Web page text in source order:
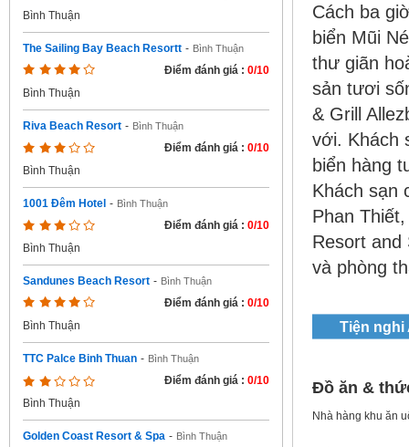
Bình Thuận
The Sailing Bay Beach Resortt - Bình Thuận
Điểm đánh giá : 0/10
Bình Thuận
Riva Beach Resort - Bình Thuận
Điểm đánh giá : 0/10
Bình Thuận
1001 Đêm Hotel - Bình Thuận
Điểm đánh giá : 0/10
Bình Thuận
Sandunes Beach Resort - Bình Thuận
Điểm đánh giá : 0/10
Bình Thuận
TTC Palce Binh Thuan - Bình Thuận
Điểm đánh giá : 0/10
Bình Thuận
Golden Coast Resort & Spa - Bình Thuận
Cách ba
biển Mũi
thư giãn
sản tươi
& Grill
với. Khách
biển hàng
Khách sạn
Phan
Resort and
và phòng
Tiện nghi
Đồ ăn &
Nhà hàng khu ăn